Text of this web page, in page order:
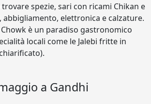
spezie, sari con ricami Chikan e
abbigliamento, elettronica e calzature.
è un paradiso gastronomico
locali come le Jalebi fritte in
a Gandhi